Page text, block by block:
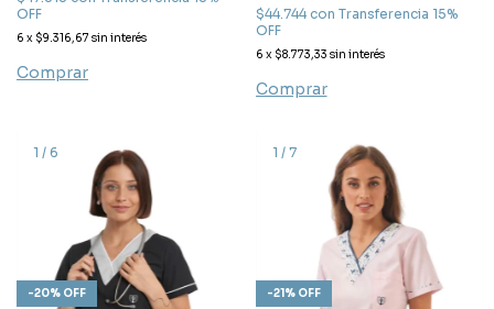
OFF
6 x $9.316,67 sin interés
Comprar
$44.744 con Transferencia 15%
OFF
6 x $8.773,33 sin interés
Comprar
1 / 6
-20% OFF
1 / 7
-21% OFF